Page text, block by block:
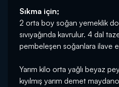
Sıkma için;
2 orta boy soğan yemeklik
sıvıyağında kavrulur. 4 dal
pembeleşen soğanlara ilave
Yarım kilo orta yağlı beyaz
kıyılmış yarım demet